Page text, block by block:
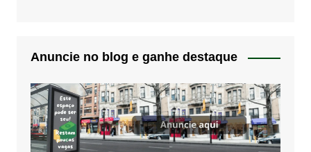
Anuncie no blog e ganhe destaque